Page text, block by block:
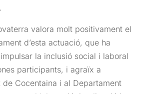
valora molt positivament el
d’esta actuació, que ha
la inclusió social i laboral
participants, i agraïx a
de Cocentaina i al Departament